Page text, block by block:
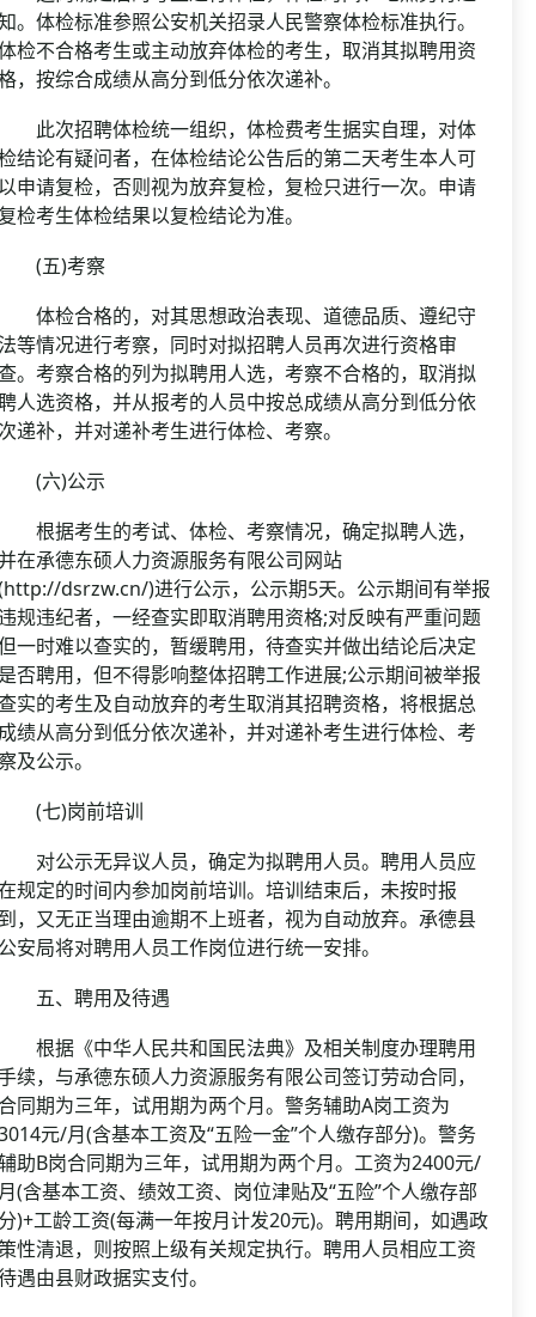
。体检标准参照公安机关招录人民警察体检标准执行。
检不合格考生或主动放弃体检的考生，取消其拟聘用资
，按综合成绩从高分到低分依次递补。
次招聘体检统一组织，体检费考生据实自理，对体
结论有疑问者，在体检结论公告后的第二天考生本人可
申请复检，否则视为放弃复检，复检只进行一次。申请
检考生体检结果以复检结论为准。
五)考察
检合格的，对其思想政治表现、道德品质、遵纪守
等情况进行考察，同时对拟招聘人员再次进行资格审
。考察合格的列为拟聘用人选，考察不合格的，取消拟
人选资格，并从报考的人员中按总成绩从高分到低分依
递补，并对递补考生进行体检、考察。
六)公示
据考生的考试、体检、考察情况，确定拟聘人选，
在承德东硕人力资源服务有限公司网站
dsrzw.cn/)进行公示，公示期5天。公示期间有举报
规违纪者，一经查实即取消聘用资格;对反映有严重问题
一时难以查实的，暂缓聘用，待查实并做出结论后决定
否聘用，但不得影响整体招聘工作进展;公示期间被举报
实的考生及自动放弃的考生取消其招聘资格，将根据总
绩从高分到低分依次递补，并对递补考生进行体检、考
及公示。
七)岗前培训
公示无异议人员，确定为拟聘用人员。聘用人员应
规定的时间内参加岗前培训。培训结束后，未按时报
，又无正当理由逾期不上班者，视为自动放弃。承德县
安局将对聘用人员工作岗位进行统一安排。
、聘用及待遇
据《中华人民共和国民法典》及相关制度办理聘用
续，与承德东硕人力资源服务有限公司签订劳动合同，
同期为三年，试用期为两个月。警务辅助A岗工资为
元/月(含基本工资及“五险一金”个人缴存部分)。警务
助B岗合同期为三年，试用期为两个月。工资为2400元/
(含基本工资、绩效工资、岗位津贴及“五险”个人缴存部
)+工龄工资(每满一年按月计发20元)。聘用期间，如遇政
性清退，则按照上级有关规定执行。聘用人员相应工资
遇由县财政据实支付。